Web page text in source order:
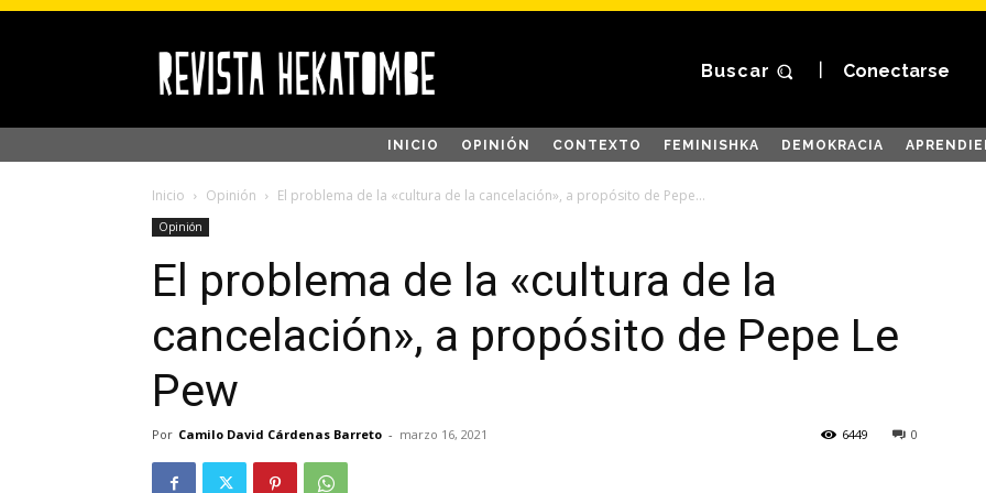
Buscar Conectarse
INICIO OPINIÓN CONTEXTO FEMINISHKA DEMOKRACIA
Inicio Opinión El problema de la «cultura de la cancelación», a propósito de Pepe...
Opinión
El problema de la «cultura de la
cancelación», a propósito de Pepe Le
Pew
Por Camilo David Cárdenas Barreto - marzo 16, 2021 0
6449